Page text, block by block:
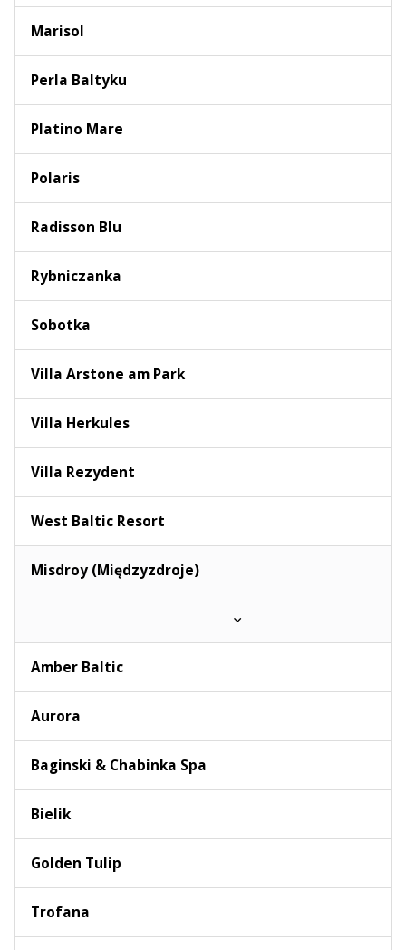
Marisol
Perla Baltyku
Platino Mare
Polaris
Radisson Blu
Rybniczanka
Sobotka
Villa Arstone am Park
Villa Herkules
Villa Rezydent
West Baltic Resort
Misdroy (Międzyzdroje)
Amber Baltic
Aurora
Baginski & Chabinka Spa
Bielik
Golden Tulip
Trofana